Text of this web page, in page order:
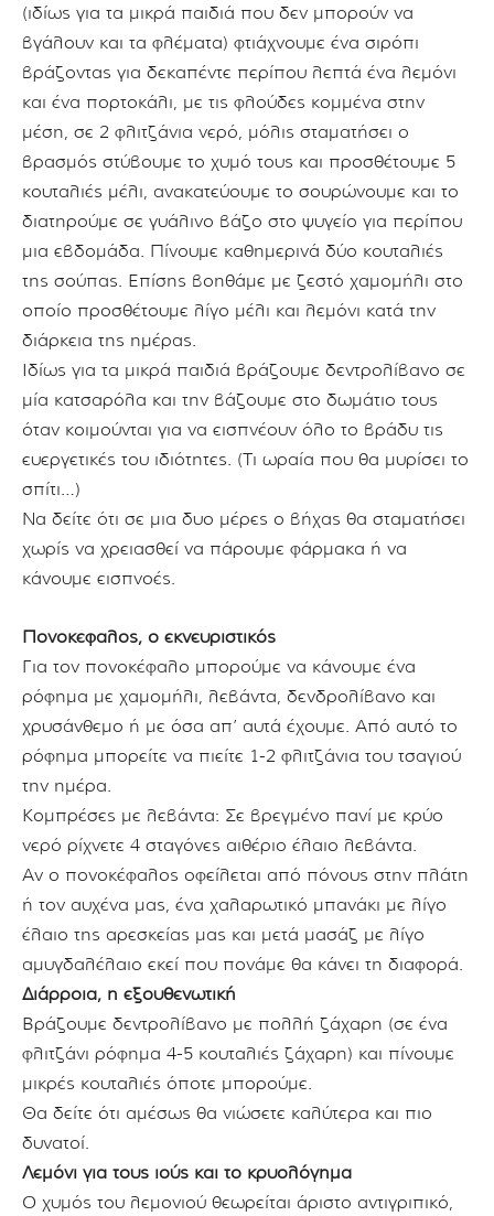
(ιδίως για τα μικρά παιδιά που δεν μπορούν να
βγάλουν και τα φλέματα) φτιάχνουμε ένα σιρόπι
βράζοντας για δεκαπέντε περίπου λεπτά ένα λεμόνι
και ένα πορτοκάλι, με τις φλούδες κομμένα στην
μέση, σε 2 φλιτζάνια νερό, μόλις σταματήσει ο
βρασμός στύβουμε το χυμό τους και προσθέτουμε 5
κουταλιές μέλι, ανακατεύουμε το σουρώνουμε και το
διατηρούμε σε γυάλινο βάζο στο ψυγείο για περίπου
μια εβδομάδα. Πίνουμε καθημερινά δύο κουταλιές
της σούπας. Επίσης βοηθάμε με ζεστό χαμομήλι στο
οποίο προσθέτουμε λίγο μέλι και λεμόνι κατά την
διάρκεια της ημέρας.
Ιδίως για τα μικρά παιδιά βράζουμε δεντρολίβανο σε
μία κατσαρόλα και την βάζουμε στο δωμάτιο τους
όταν κοιμούνται για να εισπνέουν όλο το βράδυ τις
ευεργετικές του ιδιότητες. (Τι ωραία που θα μυρίσει το
σπίτι…)
Να δείτε ότι σε μια δυο μέρες ο βήχας θα σταματήσει
χωρίς να χρειασθεί να πάρουμε φάρμακα ή να
κάνουμε εισπνοές.
Πονοκέφαλος, ο εκνευριστικός
Για τον πονοκέφαλο μπορούμε να κάνουμε ένα
ρόφημα με χαμομήλι, λεβάντα, δενδρολίβανο και
χρυσάνθεμο ή με όσα απ’ αυτά έχουμε. Από αυτό το
ρόφημα μπορείτε να πιείτε 1-2 φλιτζάνια του τσαγιού
την ημέρα.
Κομπρέσες με λεβάντα: Σε βρεγμένο πανί με κρύο
νερό ρίχνετε 4 σταγόνες αιθέριο έλαιο λεβάντα.
Αν ο πονοκέφαλος οφείλεται από πόνους στην πλάτη
ή τον αυχένα μας, ένα χαλαρωτικό μπανάκι με λίγο
έλαιο της αρεσκείας μας και μετά μασάζ με λίγο
αμυγδαλέλαιο εκεί που πονάμε θα κάνει τη διαφορά.
Διάρροια, η εξουθενωτική
Βράζουμε δεντρολίβανο με πολλή ζάχαρη (σε ένα
φλιτζάνι ρόφημα 4-5 κουταλιές ζάχαρη) και πίνουμε
μικρές κουταλιές όποτε μπορούμε.
Θα δείτε ότι αμέσως θα νιώσετε καλύτερα και πιο
δυνατοί.
Λεμόνι για τους ιούς και το κρυολόγημα
Ο χυμός του λεμονιού θεωρείται άριστο αντιγριπικό,